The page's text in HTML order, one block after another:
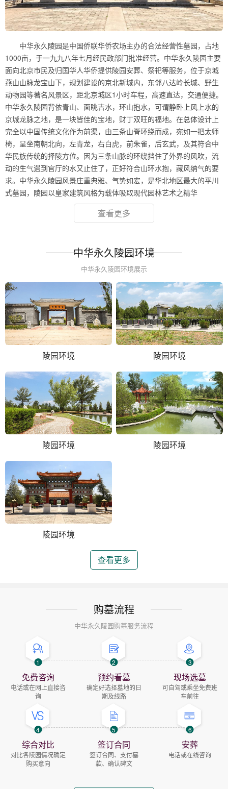
中华永久陵园是中国侨联华侨农场主办的合法经营性墓园，占地
1000亩，于一九九八年七月经民政部门批准经营。中华永久陵园主要
面向北京市民及归国华人华侨提供陵园安葬、祭祀等服务，位于京城
燕山山脉龙宝山下，规划建设的京北新城内，东邻八达岭长城、野生
动物园等著名风景区，距北京城区1小时车程，高速直达，交通便捷。
中华永久陵园背依青山、面眺吉水，环山抱水，可谓静卧上风上水的
京城龙脉之地，是一块皆佳的宝地，财丁双旺的福地。在总体设计上
完全以中国传统文化作为前渠，由三条山脊环绕而成，宛如一把太师
椅，呈坐南朝北向，左青龙，右白虎，前朱雀，后玄武，及其符合中
华民族传统的择陵方位。因为三条山脉的环绕挡住了外界的风吹，流
动的生气遇到官厅的水又止住了，正好符合山环水抱，藏风纳气的要
求。中华永久陵园风景庄重典雅、气势如宏，是华北地区最大的平川
式墓园，陵园以皇家建筑风格为载体吸取现代园林艺术之精华
查看更多
中华永久陵园环境
中华永久陵园环境展示
陵园环境 陵园环境
陵园环境 陵园环境
陵园环境
查看更多
购墓流程
中华永久陵园购墓服务流程
1
免费咨询
电话或在网上直接咨
询
2
预约看墓
确定好选择墓地的日
期及线路
3
现场选墓
可自驾或乘坐免费班
车前往
4
综合对比
对比各陵园情况确定
购买意向
5
签订合同
签订合同、支付墓
款、确认碑文
6
安葬
电话或在线咨询